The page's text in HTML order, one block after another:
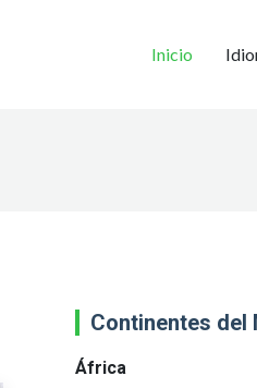
Inicio
Continentes del
África